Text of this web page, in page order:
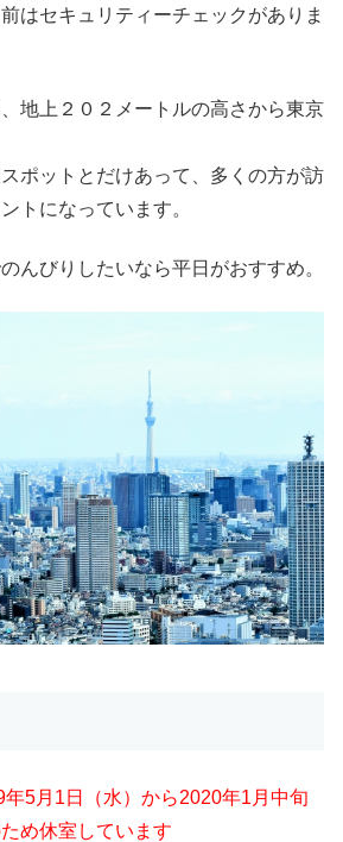
はセキュリティーチェックがありま
地上２０２メートルの高さから東京
ポットとだけあって、多くの方が訪
トになっています。
んびりしたいなら平日がおすすめ。
5月1日（水）から2020年1月中旬
め休室しています